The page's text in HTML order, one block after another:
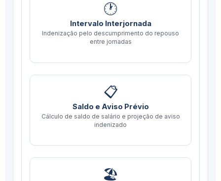
🕐
Intervalo Interjornada
Indenização pelo descumprimento do repouso
entre jornadas
📋
Saldo e Aviso Prévio
Cálculo de saldo de salário e projeção de aviso
indenizado
🏖️